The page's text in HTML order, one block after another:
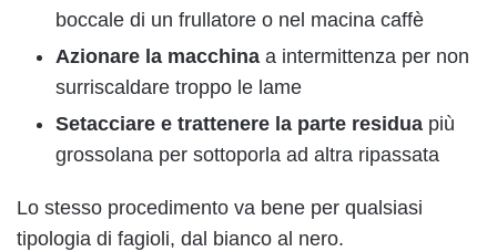
boccale di un frullatore o nel macina caffè
Azionare la macchina a intermittenza per non
surriscaldare troppo le lame
Setacciare e trattenere la parte residua più
grossolana per sottoporla ad altra ripassata
Lo stesso procedimento va bene per qualsiasi
tipologia di fagioli, dal bianco al nero.